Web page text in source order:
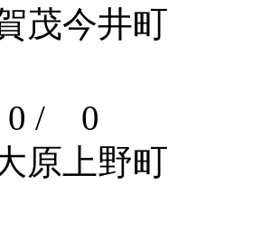
茂今井町
0 / 0
原上野町